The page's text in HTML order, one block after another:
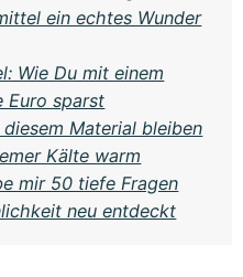
ein echtes Wunder
Wie Du mit einem
Euro sparst
Material bleiben
Kälte warm
mir 50 tiefe Fragen
neu entdeckt